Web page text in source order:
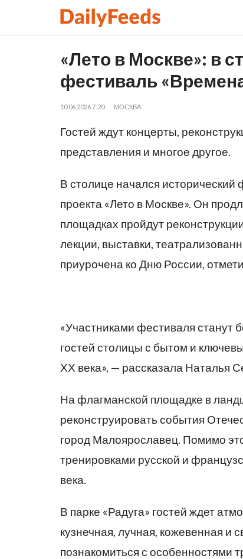
«Лето в Москве»: в
фестиваль
10.06.2026 7:20 МОСКВА
Гостей ждут концерты,
представления и многое другое.
В столице начался
проекта «Лето в Москве». Он
площадках пройдут
лекции, выставки,
приурочена ко Дню России,
«Участниками фестиваля станут
гостей столицы с бытом и
ХХ века», — рассказала Наталья
На флагманской площадке в
реконструировать события
город Малоярославец. Помимо
тренировками русской и
века.
В парке «Радуга» гостей ждет
кузнечная, лучная, кожевенная и
познакомиться с особенностями